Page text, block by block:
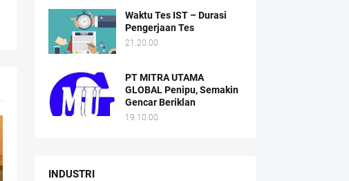
Waktu Tes IST – Durasi
Pengerjaan Tes
21.20.00
PT MITRA UTAMA
GLOBAL Penipu, Semakin
Gencar Beriklan
19.10.00
INDUSTRI